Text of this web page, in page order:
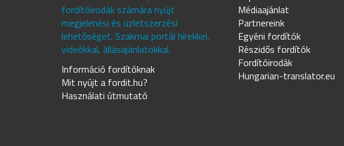
fordítóirodák számára nyújt
megjelenési és üzletszerzési
lehetőséget. Szakmai portál hírekkel,
videókkal, állásajánlatokkal.
Információ fordítóknak
Mit nyújt a fordit.hu?
Használati útmutató
Médiaajánlat
Partnereink
Egyéni fordítók
Részidős fordítók
Fordítóirodák
Hungarian-translator.eu